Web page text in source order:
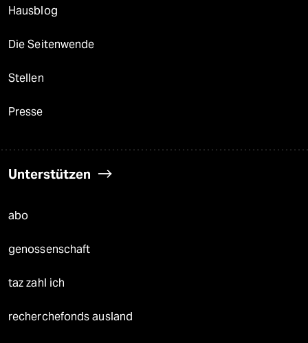
Hausblog
Die Seitenwende
Stellen
Presse
Unterstützen
abo
genossenschaft
taz zahl ich
recherchefonds ausland